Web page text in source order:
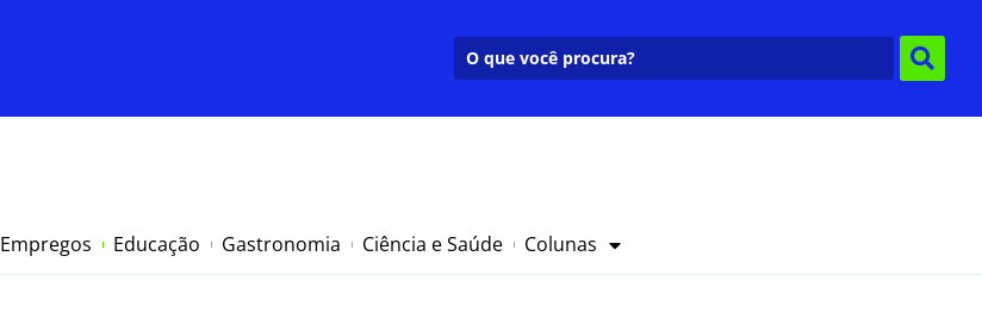
Empregos Educação Gastronomia Ciência e Saúde Colunas